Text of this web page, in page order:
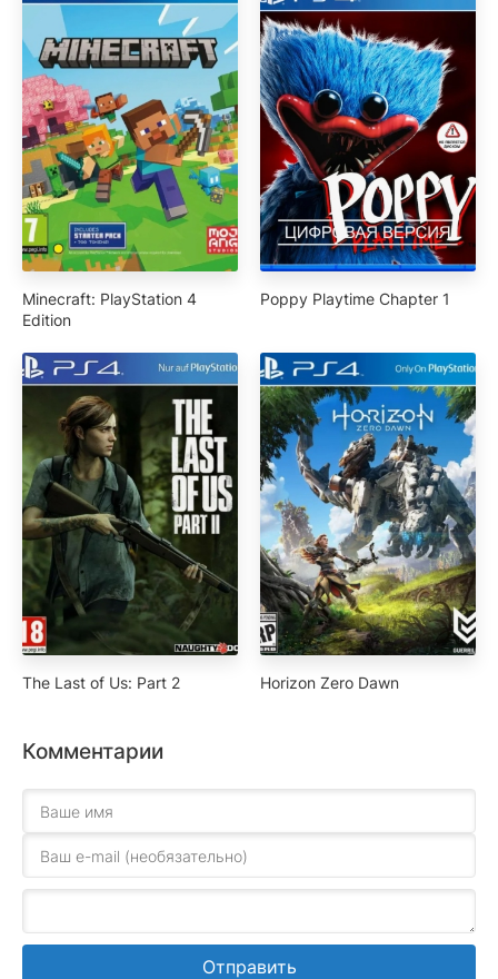
Minecraft: PlayStation 4
Edition
Poppy Playtime Chapter 1
The Last of Us: Part 2 Horizon Zero Dawn
Комментарии
Отправить